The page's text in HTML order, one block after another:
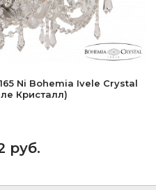
Ni Bohemia Ivele Crystal
Кристалл)
руб.